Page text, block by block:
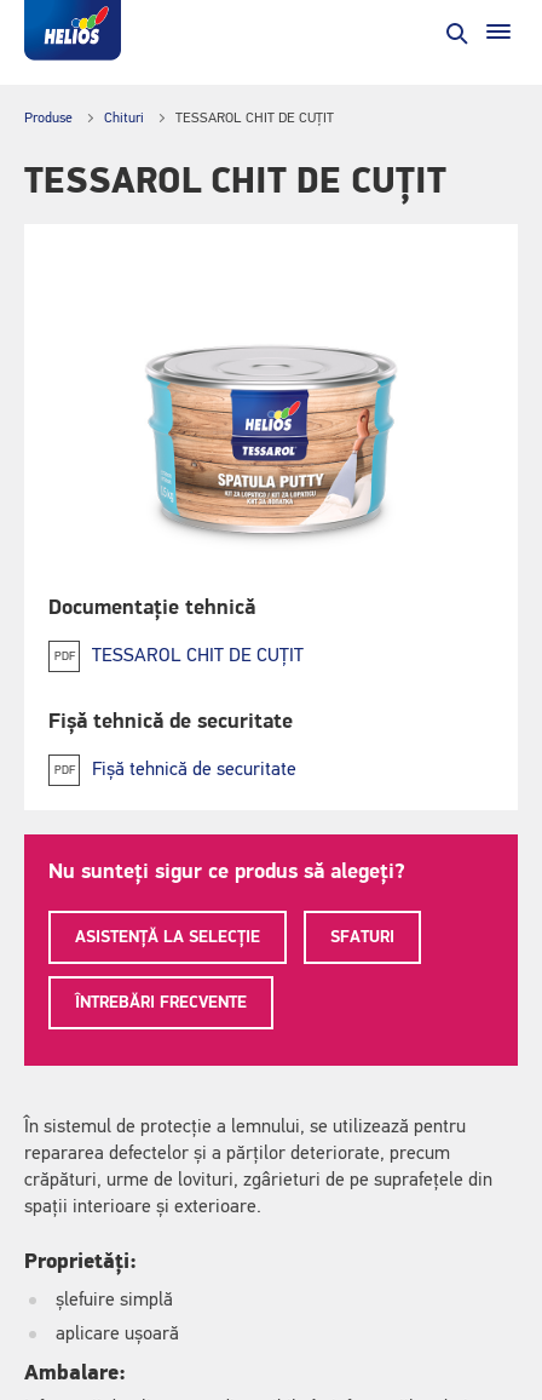
Produse Chituri TESSAROL CHIT DE CUȚIT
TESSAROL CHIT DE CUȚIT
Documentație tehnică
PDF TESSAROL CHIT DE CUȚIT
Fișă tehnică de securitate
PDF Fișă tehnică de securitate
Nu sunteți sigur ce produs să alegeți?
ASISTENȚĂ LA SELECȚIE SFATURI
ÎNTREBĂRI FRECVENTE
În sistemul de protecție a lemnului, se utilizează pentru
repararea defectelor și a părților deteriorate, precum
crăpături, urme de lovituri, zgârieturi de pe suprafețele din
spații interioare și exterioare.
Proprietăți:
șlefuire simplă
aplicare ușoară
Ambalare: